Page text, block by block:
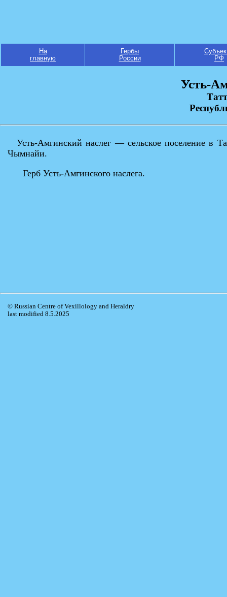
На
главную
Гербы
России
РФ
Усть-
Усть-Амгинский наслег — сельское поселение в
Чымнайи.
Герб Усть-Амгинского наслега.
© Russian Centre of Vexillology and Heraldry
last modified 8.5.2025